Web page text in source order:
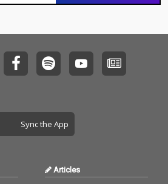
Sync the App
Articles